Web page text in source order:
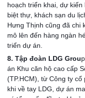
hoạch triển khai, dự
biệt thự, khách sạn du
Hưng Thịnh cũng đã chi
mô lên đến hàng ngàn
triển dự án.
8. Tập đoàn LDG Grou
án Khu căn hộ cao cấp
(TP.HCM), từ Công ty
khi về tay LDG, dự án